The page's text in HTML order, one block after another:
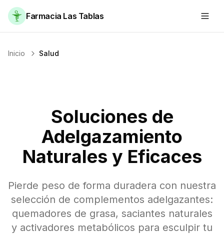
Farmacia Las Tablas
Inicio Salud
Soluciones de
Adelgazamiento
Naturales y Eficaces
Pierde peso de forma duradera con nuestra
selección de complementos adelgazantes:
quemadores de grasa, saciantes naturales
y activadores metabólicos para esculpir tu